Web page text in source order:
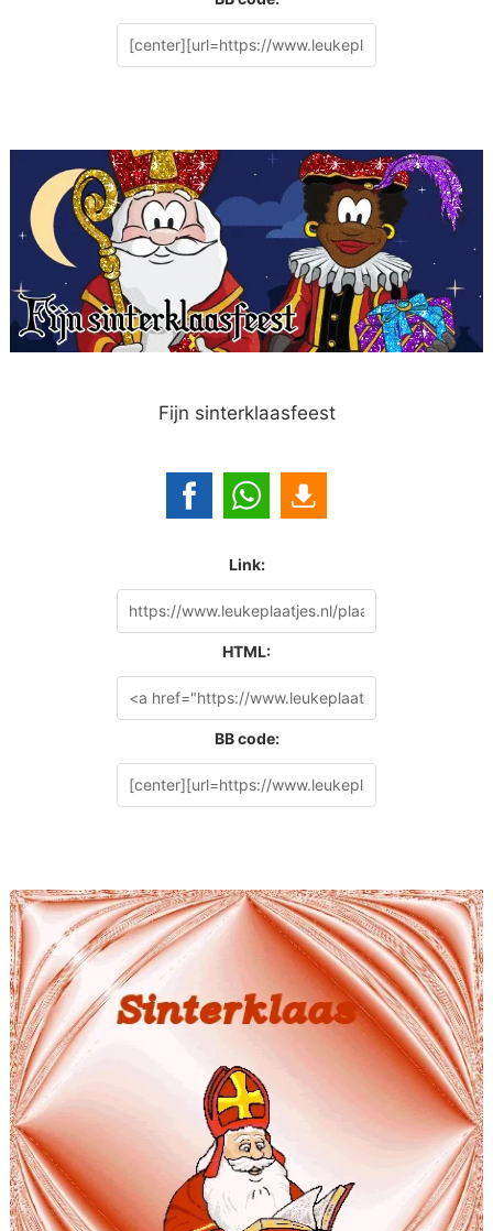
Fijn sinterklaasfeest
Link:
HTML:
BB code: